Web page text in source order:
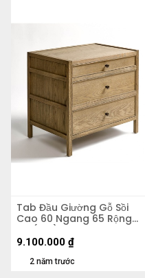
Tab Đầu Giường Gỗ Sồi
Cao 60 Ngang 65 Rộng
45 (cm)
2 năm trước
9.100.000 ₫